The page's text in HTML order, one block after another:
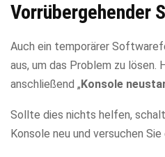
Vorrübergehender
Auch ein temporärer
aus, um das Problem zu
anschließend „Konsole
Sollte dies nichts helfen,
Konsole neu und versuchen